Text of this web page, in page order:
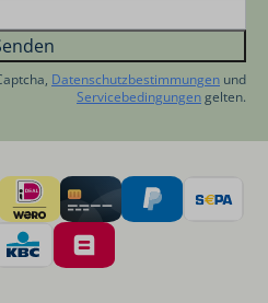
Datenschutzbestimmungen und
Servicebedingungengelten.